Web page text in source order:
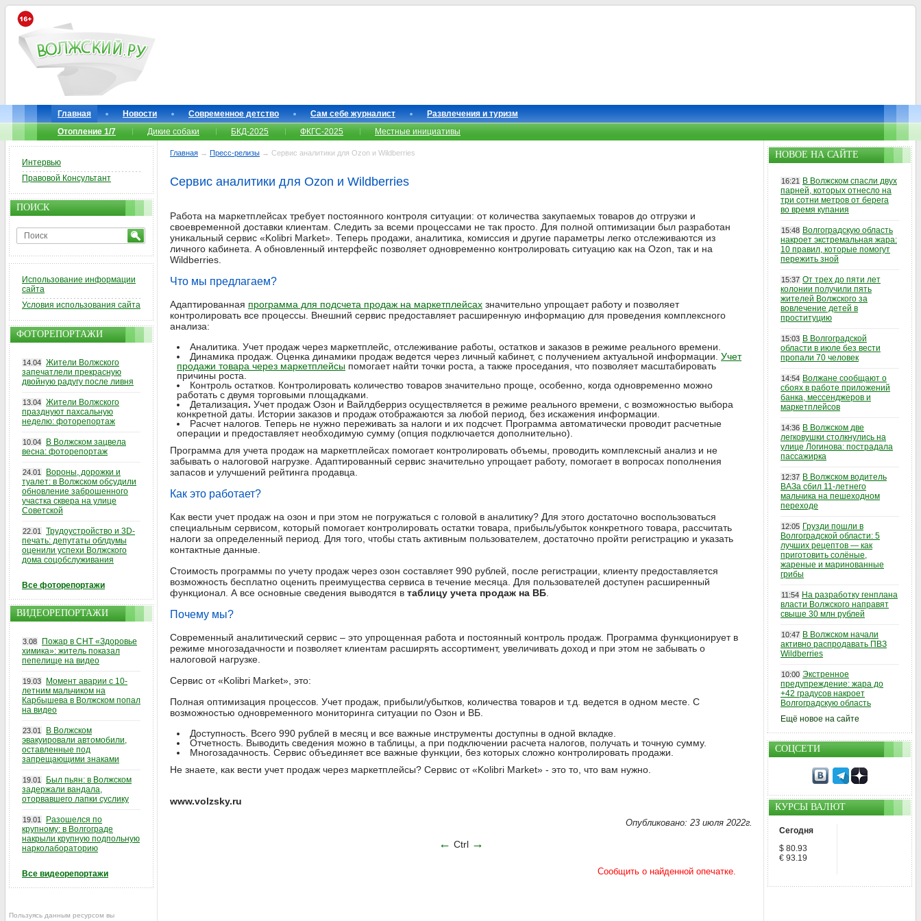
Главная Новости Современное детство Сам себе журналист
Развлечения и туризм
Отопление 1/7
Дикие собаки БКД-2025 ФКГС-2025 Местные инициативы
Главная → Пресс-релизы → Сервис аналитики для Ozon и Wildberries
Сервис аналитики для Ozon и Wildberries
Работа на маркетплейсах требует постоянного контроля ситуации: от количества закупаемых товаров до отгрузки и
своевременной доставки клиентам. Следить за всеми процессами не так просто. Для полной оптимизации был разработан
уникальный сервис «Kolibri Market». Теперь продажи, аналитика, комиссия и другие параметры легко отслеживаются из
личного кабинета. А обновленный интерфейс позволяет одновременно контролировать ситуацию как на Ozon, так и на
Wildberries.
Что мы предлагаем?
Адаптированная программа для подсчета продаж на маркетплейсах значительно упрощает работу и позволяет
контролировать все процессы. Внешний сервис предоставляет расширенную информацию для проведения комплексного
анализа:
Аналитика. Учет продаж через маркетплейс, отслеживание работы, остатков и заказов в режиме реального времени.
Динамика продаж. Оценка динамики продаж ведется через личный кабинет, с получением актуальной информации. Учет
продажи товара через маркетплейсы помогает найти точки роста, а также проседания, что позволяет масштабировать
причины роста.
Контроль остатков. Контролировать количество товаров значительно проще, особенно, когда одновременно можно
работать с двумя торговыми площадками.
Детализация. Учет продаж Озон и Вайлдберриз осуществляется в режиме реального времени, с возможностью выбора
конкретной даты. Истории заказов и продаж отображаются за любой период, без искажения информации.
Расчет налогов. Теперь не нужно переживать за налоги и их подсчет. Программа автоматически проводит расчетные
операции и предоставляет необходимую сумму (опция подключается дополнительно).
Программа для учета продаж на маркетплейсах помогает контролировать объемы, проводить комплексный анализ и не
забывать о налоговой нагрузке. Адаптированный сервис значительно упрощает работу, помогает в вопросах пополнения
запасов и улучшений рейтинга продавца.
Как это работает?
Как вести учет продаж на озон и при этом не погружаться с головой в аналитику? Для этого достаточно воспользоваться
специальным сервисом, который помогает контролировать остатки товара, прибыль/убыток конкретного товара, рассчитать
налоги за определенный период. Для того, чтобы стать активным пользователем, достаточно пройти регистрацию и указать
контактные данные.
Стоимость программы по учету продаж через озон составляет 990 рублей, после регистрации, клиенту предоставляется
возможность бесплатно оценить преимущества сервиса в течение месяца. Для пользователей доступен расширенный
функционал. А все основные сведения выводятся в таблицу учета продаж на ВБ
Почему мы?
Современный аналитический сервис – это упрощенная работа и постоянный контроль продаж. Программа функционирует в
режиме многозадачности и позволяет клиентам расширять ассортимент, увеличивать доход и при этом не забывать о
налоговой нагрузке.
Сервис от «Kolibri Market», это:
Полная оптимизация процессов. Учет продаж, прибыли/убытков, количества товаров и т.д. ведется в одном месте. С
возможностью одновременного мониторинга ситуации по Озон и ВБ.
Доступность. Всего 990 рублей в месяц и все важные инструменты доступны в одной вкладке.
Отчетность. Выводить сведения можно в таблицы, а при подключении расчета налогов, получать и точную сумму.
Многозадачность. Сервис объединяет все важные функции, без которых сложно контролировать продажи.
Не знаете, как вести учет продаж через маркетплейсы? Сервис от «Kolibri Market» - это то, что вам нужно.
www.volzsky.ru
Опубликовано: 23 июля 2022г.
← Ctrl →
Интервью
Правовой Консультант
ПОИСК
Использование информации
сайта
Условия использования сайта
ФОТОРЕПОРТАЖИ
14.04 Жители Волжского
запечатлели прекрасную
двойную радугу после ливня
13.04 Жители Волжского
празднуют пахсальную
неделю: фоторепортаж
10.04
В Волжском зацвела
весна: фоторепортаж
24.01
Вороны, дорожки и
туалет: в Волжском обсудили
обновление заброшенного
участка сквера на улице
Советской
22.01
Трудоустройство и 3D-
печать: депутаты облдумы
оценили успехи Волжского
дома соцобслуживания
Все фоторепортажи
ВИДЕОРЕПОРТАЖИ
3.08
Пожар в СНТ «Здоровье
химика»: житель показал
пепелище на видео
19.03
Момент аварии с 10-
летним мальчиком на
Карбышева в Волжском попал
на видео
23.01
В Волжском
эвакуировали автомобили,
оставленные под
запрещающими знаками
19.01
Был пьян: в Волжском
задержали вандала,
оторвавшего лапки суслику
19.01
Разошелся по
крупному: в Волгограде
накрыли крупную подпольную
нарколабораторию
Все видеорепортажи
Пользуясь данным ресурсом вы
НОВОЕ НА САЙТЕ
16:21
В Волжском спасли двух
парней, которых отнесло на
три сотни метров от берега
во время купания
15:48 Волгоградскую область
накроет экстремальная жара:
10 правил, которые помогут
пережить зной
15:37 От трех до пяти лет
колонии получили пять
жителей Волжского за
вовлечение детей в
проституцию
15:03 В Волгоградской
области в июле без вести
пропали 70 человек
14:54 Волжане сообщают о
сбоях в работе приложений
банка, мессенджеров и
маркетплейсов
14:36 В Волжском две
легковушки столкнулись на
улице Логинова: пострадала
пассажирка
12:37 В Волжском водитель
ВАЗа сбил 11-летнего
мальчика на пешеходном
переходе
12:05 Грузди пошли в
Волгоградской области: 5
лучших рецептов — как
приготовить солёные,
жареные и маринованные
грибы
11:54 На разработку генплана
власти Волжского направят
свыше 30 млн рублей
10:47 В Волжском начали
активно распродавать ПВЗ
Wildberries
10:00 Экстренное
предупреждение: жара до
+42 градусов накроет
Волгоградскую область
Ещё новое на сайте
СОЦСЕТИ
КУРСЫ ВАЛЮТ
Сегодня
$ 80.93
€ 93.19